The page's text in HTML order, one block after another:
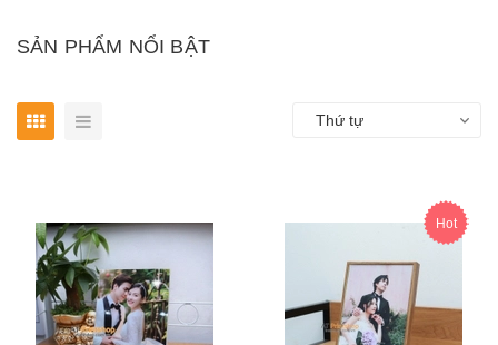
SẢN PHẨM NỔI BẬT
Thứ tự
Hot